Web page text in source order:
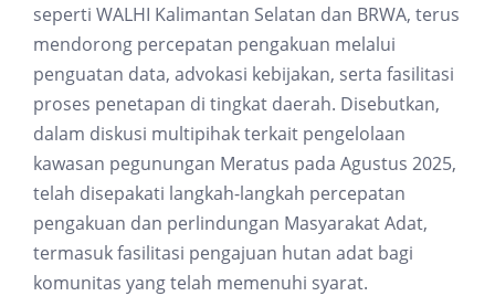
seperti WALHI Kalimantan Selatan dan BRWA, terus
mendorong percepatan pengakuan melalui
penguatan data, advokasi kebijakan, serta fasilitasi
proses penetapan di tingkat daerah. Disebutkan,
dalam diskusi multipihak terkait pengelolaan
kawasan pegunungan Meratus pada Agustus 2025,
telah disepakati langkah-langkah percepatan
pengakuan dan perlindungan Masyarakat Adat,
termasuk fasilitasi pengajuan hutan adat bagi
komunitas yang telah memenuhi syarat.